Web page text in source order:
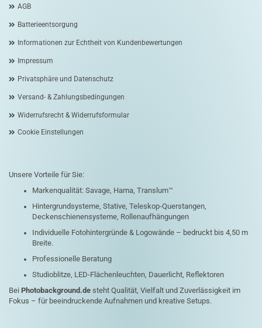
AGB
Batterieentsorgung
Informationen zur Echtheit von Kundenbewertungen
Impressum
Privatsphäre und Datenschutz
Versand- & Zahlungsbedingungen
Widerrufsrecht & Widerrufsformular
Cookie Einstellungen
Unsere Vorteile für Sie:
Markenqualität: Savage, Hama, Translum™
Hintergrundsysteme, Stative, Teleskop-Querstangen,
Deckenschienensysteme, Rollenaufhängungen
Individuelle Fotohintergründe & Logowände – bedruckt bis 4,50 m
Breite.
Professionelle Beratung
Studioblitze, LED-Flächenleuchten, Dauerlicht, Reflektoren
Bei Photobackground.de steht Qualität, Vielfalt und Zuverlässigkeit im
Fokus – für beeindruckende Aufnahmen und kreative Setups.